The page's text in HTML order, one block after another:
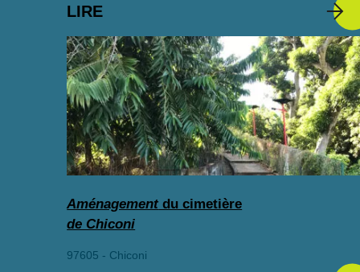
LIRE
Aménagement du cimetière
de Chiconi
97605 - Chiconi